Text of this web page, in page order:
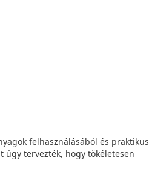
felhasználásából és praktikus
úgy tervezték, hogy tökéletesen